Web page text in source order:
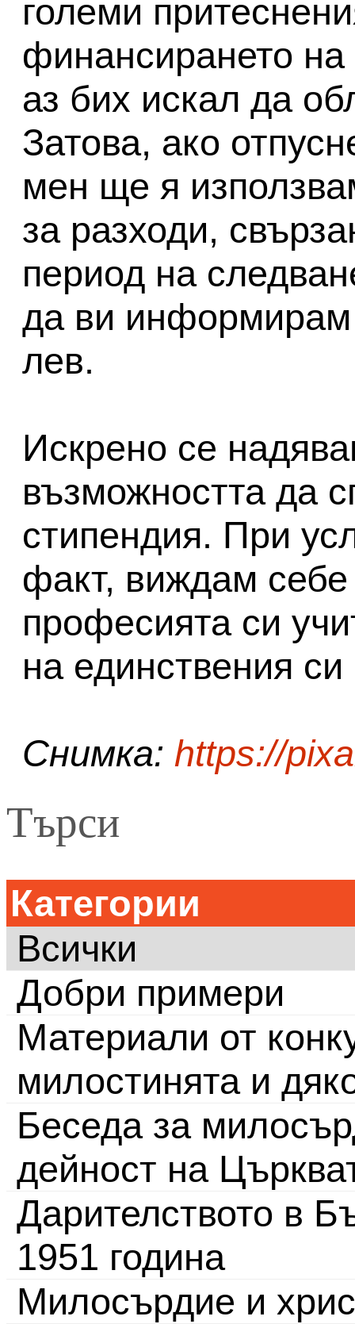
големи
финансирането
аз бих искал да
Затова, ако
мен ще я
за разходи,
период на
да ви информирам
лев.
Искрено се
възможността да
стипендия. При
факт, виждам себе
професията си
на единствения
Снимка: https://
Търси
Категории
Всички
Добри примери
Материали от
милостинята и
Беседа за
дейност на
Дарителството в
1951 година
Милосърдие и